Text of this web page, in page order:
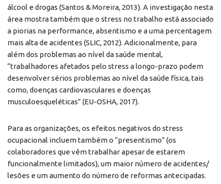
álcool e drogas (Santos & Moreira, 2013). A investigação nesta
área mostra também que o stress no trabalho está associado
a piorias na performance, absentismo e a uma percentagem
mais alta de acidentes (SLIC, 2012). Adicionalmente, para
além dos problemas ao nível da saúde mental,
“trabalhadores afetados pelo stress a longo-prazo podem
desenvolver sérios problemas ao nível da saúde física, tais
como, doenças cardiovasculares e doenças
musculoesqueléticas” (EU-OSHA, 2017).
Para as organizações, os efeitos negativos do stress
ocupacional incluem também o “presentismo” (os
colaboradores que vêm trabalhar apesar de estarem
funcionalmente limitados), um maior número de acidentes/
lesões e um aumento do número de reformas antecipadas.